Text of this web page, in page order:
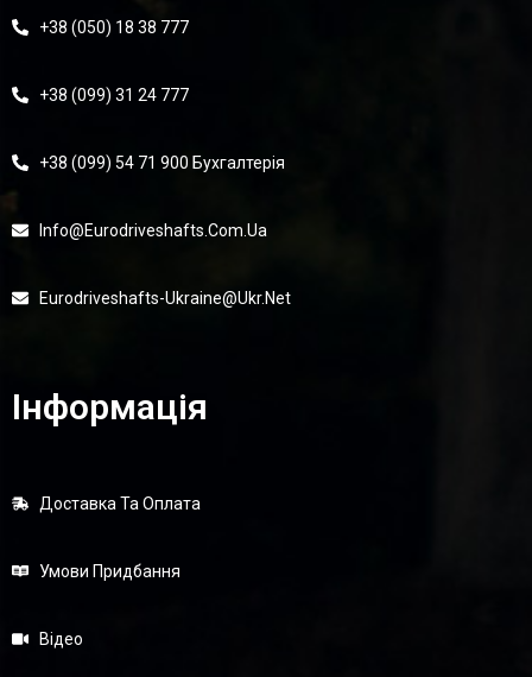
+38 (050) 18 38 777
+38 (099) 31 24 777
+38 (099) 54 71 900 Бухгалтерія
Info@eurodriveshafts.com.ua
Eurodriveshafts-Ukraine@ukr.net
Інформація
Доставка Та Оплата
Умови Придбання
Відео